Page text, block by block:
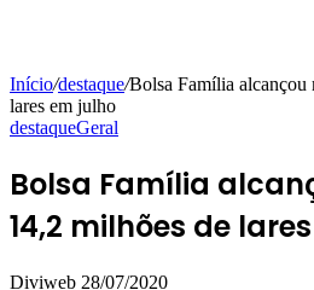
Início/destaque/Bolsa Família alcançou
lares em julho
destaqueGeral
Bolsa Família
14,2 milhões de
Diviweb Mande
28/07/2020